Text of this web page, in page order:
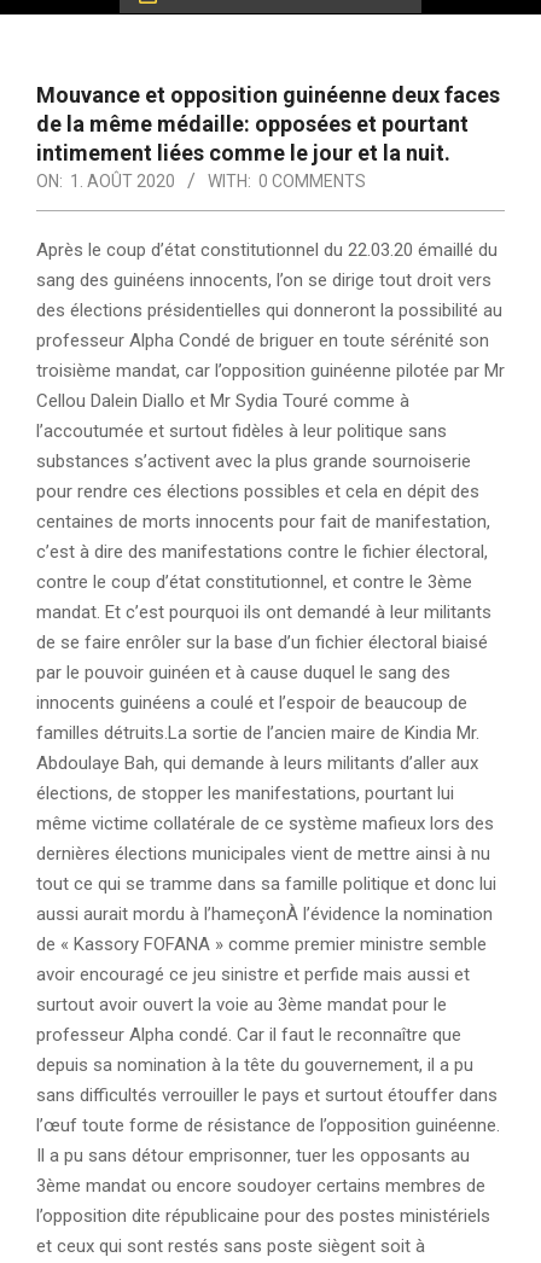
Mouvance et opposition guinéenne deux faces
de la même médaille: opposées et pourtant
intimement liées comme le jour et la nuit.
ON: 1. AOÛT 2020 WITH: 0 COMMENTS
Après le coup d’état constitutionnel du 22.03.20 émaillé du
sang des guinéens innocents, l’on se dirige tout droit vers
des élections présidentielles qui donneront la possibilité au
professeur Alpha Condé de briguer en toute sérénité son
troisième mandat, car l’opposition guinéenne pilotée par Mr
Cellou Dalein Diallo et Mr Sydia Touré comme à
l’accoutumée et surtout fidèles à leur politique sans
substances s’activent avec la plus grande sournoiserie
pour rendre ces élections possibles et cela en dépit des
centaines de morts innocents pour fait de manifestation,
c’est à dire des manifestations contre le fichier électoral,
contre le coup d’état constitutionnel, et contre le 3ème
mandat. Et c’est pourquoi ils ont demandé à leur militants
de se faire enrôler sur la base d’un fichier électoral biaisé
par le pouvoir guinéen et à cause duquel le sang des
innocents guinéens a coulé et l’espoir de beaucoup de
familles détruits.La sortie de l’ancien maire de Kindia Mr.
Abdoulaye Bah, qui demande à leurs militants d’aller aux
élections, de stopper les manifestations, pourtant lui
même victime collatérale de ce système mafieux lors des
dernières élections municipales vient de mettre ainsi à nu
tout ce qui se tramme dans sa famille politique et donc lui
aussi aurait mordu à l’hameçonÀ l’évidence la nomination
de « Kassory FOFANA » comme premier ministre semble
avoir encouragé ce jeu sinistre et perfide mais aussi et
surtout avoir ouvert la voie au 3ème mandat pour le
professeur Alpha condé. Car il faut le reconnaître que
depuis sa nomination à la tête du gouvernement, il a pu
sans difficultés verrouiller le pays et surtout étouffer dans
l’œuf toute forme de résistance de l’opposition guinéenne.
Il a pu sans détour emprisonner, tuer les opposants au
3ème mandat ou encore soudoyer certains membres de
l’opposition dite républicaine pour des postes ministériels
et ceux qui sont restés sans poste siègent soit à